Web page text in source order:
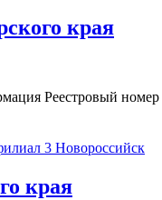
края
Реестровый
3 Новороссийск
края